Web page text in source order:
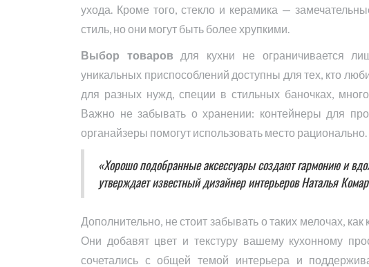
ухода. Кроме того, стекло и керамика —
стиль, но они могут быть более хрупкими.
Выбор товаров для кухни не ограничивается
уникальных приспособлений доступны для тех, кто
для разных нужд, специи в стильных баночках,
Важно не забывать о хранении: контейнеры для
органайзеры помогут использовать место рационально.
«Хорошо подобранные аксессуары создают гармонию и
утверждает известный дизайнер интерьеров Наталья
Дополнительно, не стоит забывать о таких мелочах,
Они добавят цвет и текстуру вашему кухонному
сочетались с общей темой интерьера и